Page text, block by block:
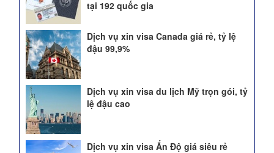
tại 192 quốc gia
Dịch vụ xin visa Canada giá rẻ, tỷ lệ
đậu 99,9%
Dịch vụ xin visa du lịch Mỹ trọn gói, tỷ
lệ đậu cao
Dịch vụ xin visa Ấn Độ giá siêu rẻ